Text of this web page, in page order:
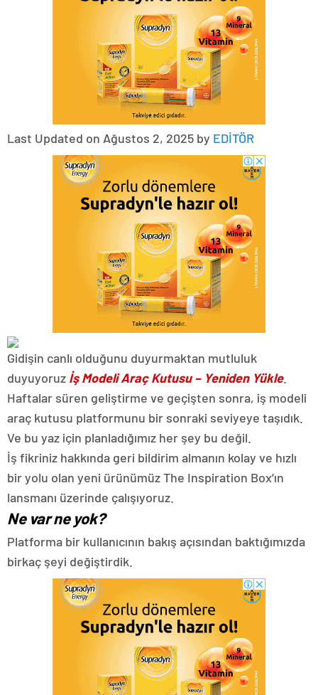
Last Updated on Ağustos 2, 2025 by EDİTÖR
Gidişin canlı olduğunu duyurmaktan mutluluk
duyuyoruz İş Modeli Araç Kutusu – Yeniden Yükle.
Haftalar süren geliştirme ve geçişten sonra, iş modeli
araç kutusu platformunu bir sonraki seviyeye taşıdık.
Ve bu yaz için planladığımız her şey bu değil.
İş fikriniz hakkında geri bildirim almanın kolay ve hızlı
bir yolu olan yeni ürünümüz The Inspiration Box’ın
lansmanı üzerinde çalışıyoruz.
Ne var ne yok?
Platforma bir kullanıcının bakış açısından baktığımızda
birkaç şeyi değiştirdik.